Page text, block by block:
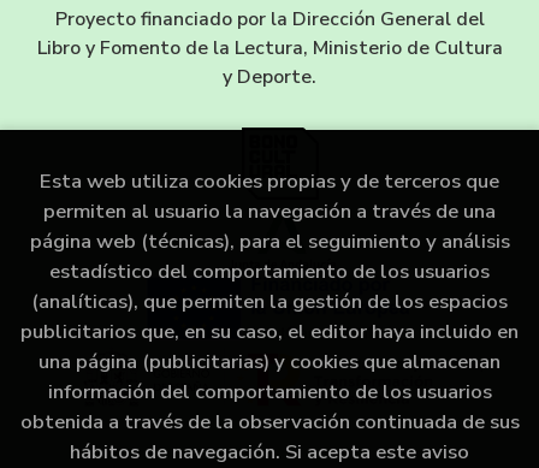
Proyecto financiado por la Dirección General del
Libro y Fomento de la Lectura, Ministerio de Cultura
y Deporte.
Esta web utiliza cookies propias y de terceros que
permiten al usuario la navegación a través de una
página web (técnicas), para el seguimiento y análisis
estadístico del comportamiento de los usuarios
(analíticas), que permiten la gestión de los espacios
publicitarios que, en su caso, el editor haya incluido en
una página (publicitarias) y cookies que almacenan
información del comportamiento de los usuarios
obtenida a través de la observación continuada de sus
hábitos de navegación. Si acepta este aviso